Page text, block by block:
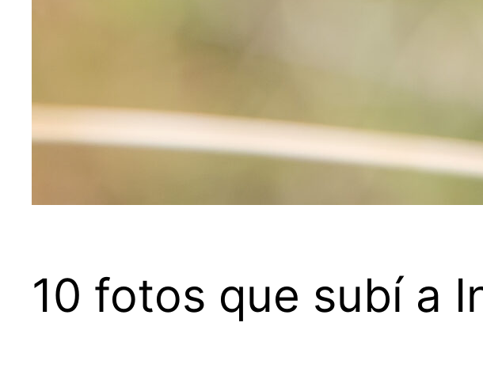
10 fotos que subí a